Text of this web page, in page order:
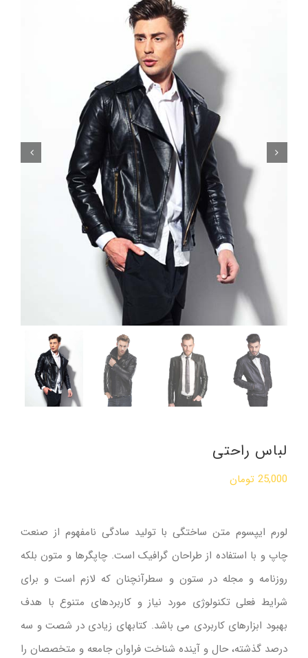
 
لباس راحتی
25,000 تومان
لورم ایپسوم متن ساختگی با تولید سادگی نامفهوم از صنعت
چاپ و با استفاده از طراحان گرافیک است. چاپگرها و متون بلکه
روزنامه و مجله در ستون و سطرآنچنان که لازم است و برای
شرایط فعلی تکنولوژی مورد نیاز و کاربردهای متنوع با هدف
بهبود ابزارهای کاربردی می باشد. کتابهای زیادی در شصت و سه
درصد گذشته، حال و آینده شناخت فراوان جامعه و متخصصان را